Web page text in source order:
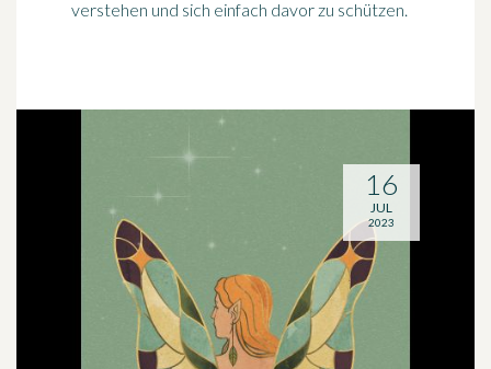
verstehen und sich einfach davor zu schützen.
16
JUL
2023